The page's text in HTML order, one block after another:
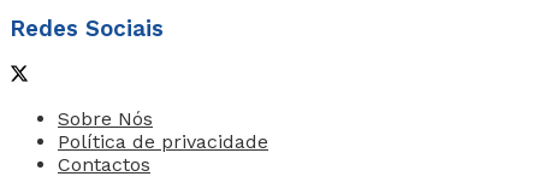
Redes Sociais
Sobre Nós
Política de privacidade
Contactos